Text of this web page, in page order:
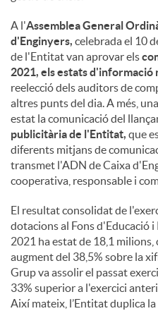
A l'Assemblea General
d'Enginyers, celebrada el 10
de l'Entitat van aprovar els
2021, els estats d'informació
reelecció dels auditors de
altres punts del dia. A més,
estat la comunicació del
publicitària de l'Entitat, que
diferents mitjans de
transmet l'ADN de Caixa
cooperativa, responsable i
El resultat consolidat de
dotacions al Fons d'Educació
2021 ha estat de 18,1 milions,
augment del 38,5% sobre la
Grup va assolir el passat
33% superior a l'exercici
Així mateix, l’Entitat duplica la